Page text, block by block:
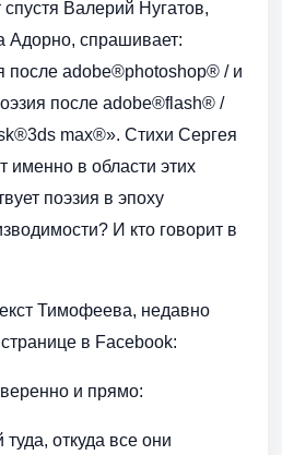
Валерий Нугатов,
Адорно, спрашивает:
после аdobe®photoshop® / и
после аdobe®flash® /
max®». Стихи Сергея
в области этих
поэзия в эпоху
И кто говорит в
Тимофеева, недавно
в Facebook:
и прямо:
откуда все они